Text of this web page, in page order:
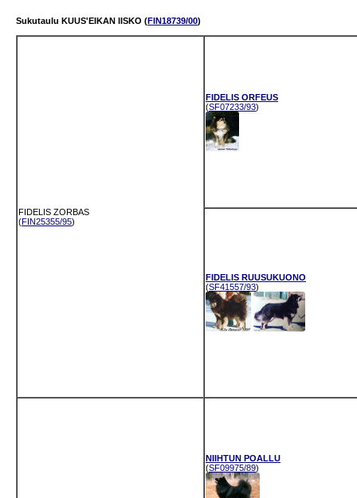
Sukutaulu KUUS'EIKAN IISKO (FIN18739/00)
FIDELIS ZORBAS
(FIN25355/95)
FIDELIS ORFEUS
(SF07233/93)
FIDELIS RUUSUKUONO
(SF41557/93)
NIIHTUN POALLU
(SF09975/89)